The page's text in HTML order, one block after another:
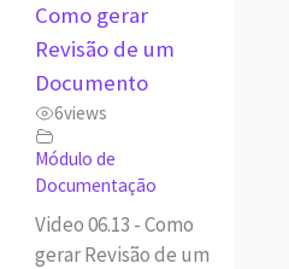
Como gerar
Revisão de um
Documento
6views
Módulo de
Documentação
Video 06.13 - Como
gerar Revisão de um